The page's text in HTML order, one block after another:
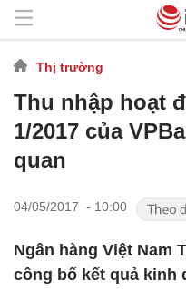
Thị trường
Thu nhập hoạt
1/2017 của
quan
04/05/2017 - 10:00
Ngân hàng Việt Nam
công bố kết quả kinh